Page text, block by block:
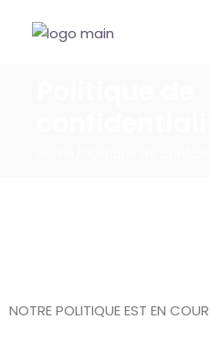
NOTRE POLITIQUE EST EN